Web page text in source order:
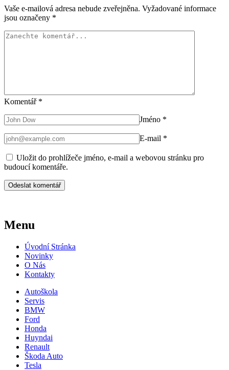
Vaše e-mailová adresa nebude zveřejněna. Vyžadované informace
jsou označeny *
Komentář *
Jméno *
E-mail *
Uložit do prohlížeče jméno, e-mail a webovou stránku pro
budoucí komentáře.
Menu
Úvodní Stránka
Novinky
O Nás
Kontakty
Autoškola
Servis
BMW
Ford
Honda
Huyndai
Renault
Škoda Auto
Tesla